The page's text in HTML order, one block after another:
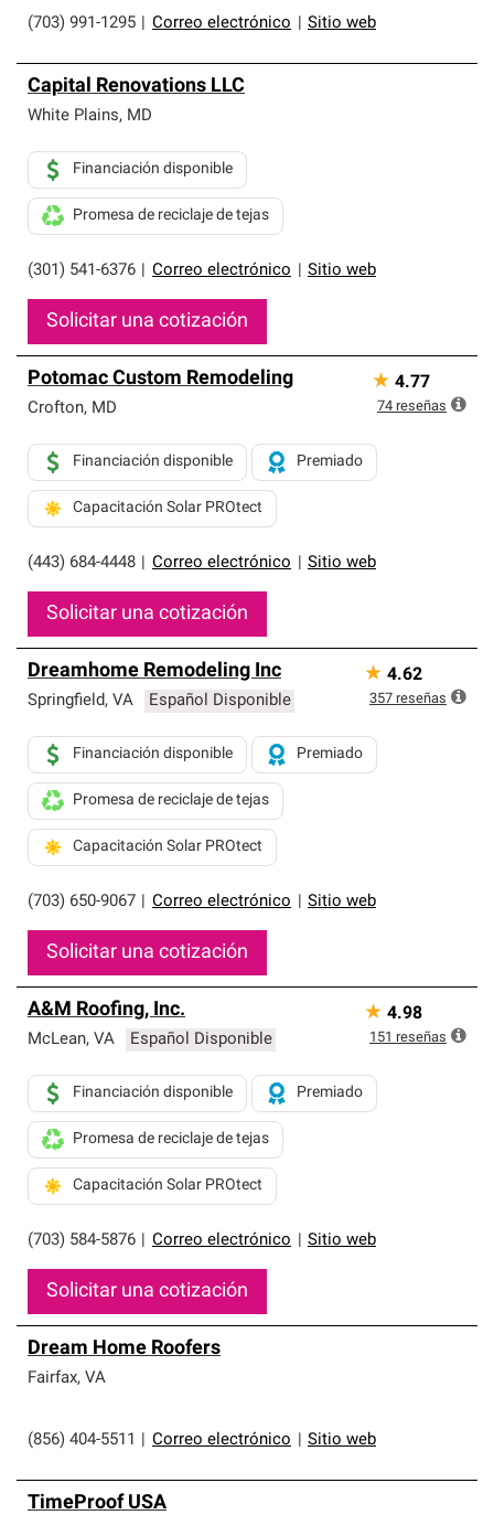
(703) 991-1295 Correo electrónico Sitio web
Capital Renovations LLC
White Plains, MD
(301) 541-6376 Correo electrónico Sitio web
Financiación disponible
Promesa de reciclaje de tejas
Solicitar una cotización
Potomac Custom Remodeling
Crofton, MD
(443) 684-4448 Correo electrónico Sitio web
Financiación disponible Premiado
Capacitación Solar PROtect
Solicitar una cotización
★ 4.77
74 reseñas
Dreamhome Remodeling Inc
Springfield, VA Español Disponible
(703) 650-9067 Correo electrónico Sitio web
Financiación disponible Premiado
Promesa de reciclaje de tejas
Capacitación Solar PROtect
Solicitar una cotización
★ 4.62
357 reseñas
A&M Roofing, Inc.
McLean, VA Español Disponible
(703) 584-5876 Correo electrónico Sitio web
Financiación disponible Premiado
Promesa de reciclaje de tejas
Capacitación Solar PROtect
Solicitar una cotización
★ 4.98
151 reseñas
Dream Home Roofers
Fairfax, VA
(856) 404-5511 Correo electrónico Sitio web
TimeProof USA